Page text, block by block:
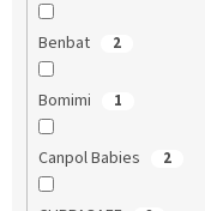
Benbat 2
Bomimi 1
Canpol Babies 2